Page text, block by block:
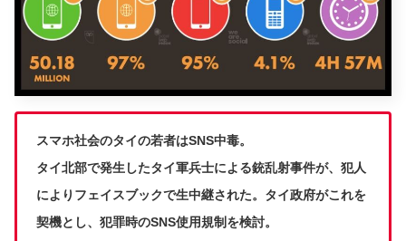
スマホ社会のタイの若者はSNS中毒。
タイ北部で発生したタイ軍兵士による銃乱射事件が、犯人
によりフェイスブックで生中継された。タイ政府がこれを
契機とし、犯罪時のSNS使用規制を検討。